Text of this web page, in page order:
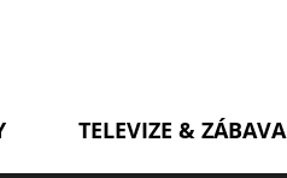
TELEVIZE & ZÁBAVA